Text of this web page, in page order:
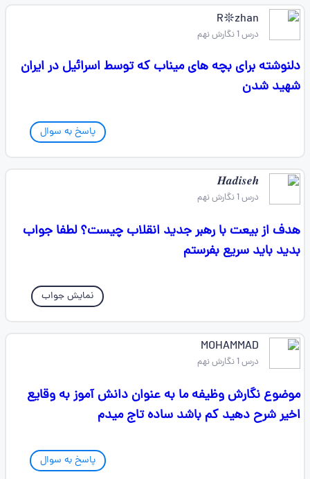
R𖤓zhan
درس 1 نگارش نهم
دلنوشته برای بچه های میناب که توسط اسرائیل در ایران
شهید شدن
پاسخ به سوال
𝑯𝒂𝒅𝒊𝒔𝒆𝒉
درس 1 نگارش نهم
هدف از بیعت با رهبر جدید انقلاب چیست؟ لطفا جواب
بدید باید سریع بفرستم
نمایش جواب
MOHAMMAD
درس 1 نگارش نهم
موضوع نگارش وظیفه ما به عنوان دانش آموز به وقایع
اخیر شرح دهید کم باشد ساده تاج میدم
پاسخ به سوال